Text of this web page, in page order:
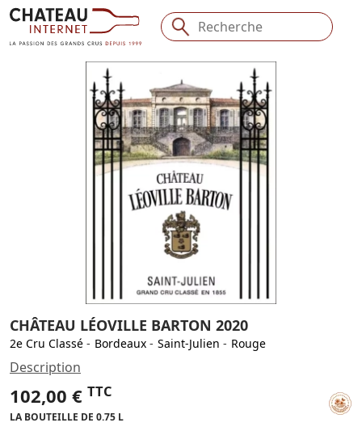
CHÂTEAU LÉOVILLE BARTON 2020
2e Cru Classé - Bordeaux - Saint-Julien - Rouge
Description
102,00 € TTC
LA BOUTEILLE DE 0.75 L